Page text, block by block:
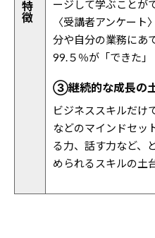
特
徴
ージして学ぶことが
〈受講者アンケート
分や自分の業務にあ
99.５％が「できた」
③継続的な成長の
ビジネススキルだけ
などのマインドセッ
る力、話す力など、
められるスキルの土